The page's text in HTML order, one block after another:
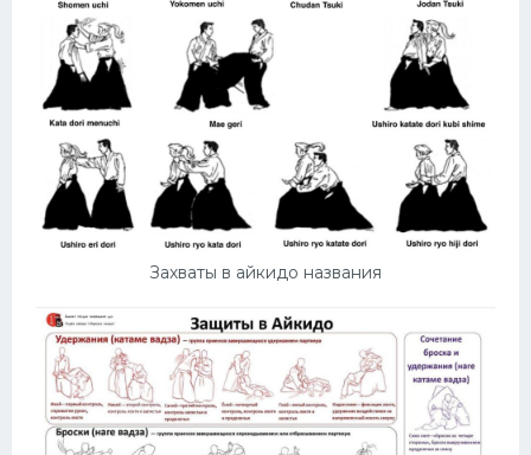
Захваты в айкидо названия